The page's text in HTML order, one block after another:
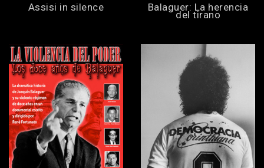
Assisi in silence Balaguer: La herencia
del tirano